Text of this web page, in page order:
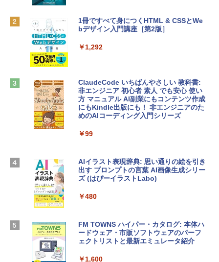
￥113,748
tomtoc 360°保護 15.6 16インチ パソコ
￥2,952
Apple 2026 MacBook Air M5チップ搭載
13インチノートブック：AIとApple Intell
スプレイ、16GBユニファイドメモリ、1
D - ミッドナイト
￥278,800
SSD インテル Core 5
￥129,800
Robloxギフトカード - 1000 Robux 【限
インゲームコード】 ロブロックス |オン
Robloxギフトカード - 2,000 Robux 【限
定バーチャルアイテムを含む】 【オンラ
インゲームコード】 ロブロックス | オン
Microsoft Office Home & Business 202
4(最新 永続版)|オンラインコード版|Wind
Windows版 | Minecraft (マインクラフ
ト): Java & Bedrock Edition | オンライ
1冊ですべて身につくHTML & CSSとWe
bデザイン入門講座［第2版］
￥1,292
ClaudeCode いちばんやさしい 教科書:
非エンジニア 初心者 素人 でも安心 使い
方 マニュアル AI副業にもコンテンツ作成
にもKindle出版にも！ 非エンジニアのた
めのAIコーディング入門シリーズ
￥99
AIイラスト表現辞典: 思い通りの絵を引き
出す プロンプトの言葉 AI画像生成シリー
ズ (はぴーイラストLabo)
￥480
FM TOWNS ハイパー・カタログ: 本体ハ
ードウェア・市販ソフトウェアのパーフ
ェクトリストと最新エミュレータ紹介
￥1,600